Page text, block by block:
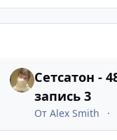
Сетсатон -
запись 3
От Аlex Smith